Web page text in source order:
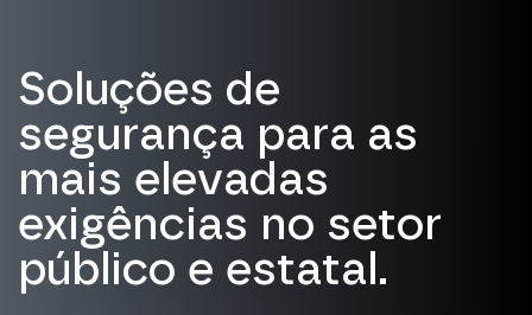
Soluções de
segurança para as
mais elevadas
exigências no setor
público e estatal.